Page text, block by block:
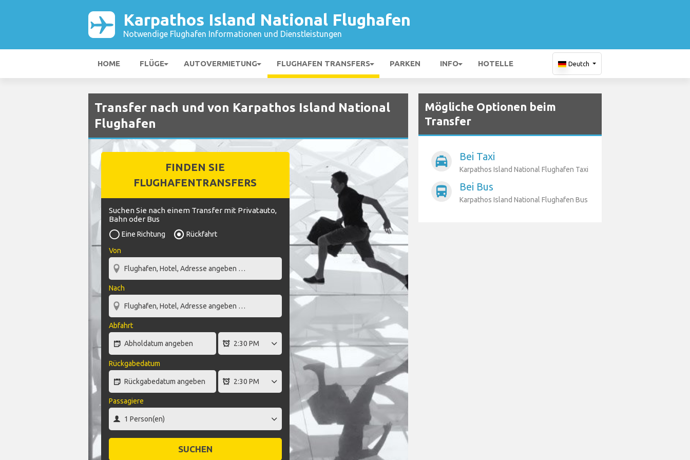
Karpathos Island National Flughafen
Notwendige Flughafen Informationen und Dienstleistungen
HOME FLÜGE AUTOVERMIETUNG FLUGHAFEN TRANSFERS PARKEN INFO HOTELLE Deutch
Transfer nach und von Karpathos Island National
Flughafen
FINDEN SIE
FLUGHAFENTRANSFERS
Suchen Sie nach einem Transfer mit Privatauto,
Bahn oder Bus
Eine Richtung
Rückfahrt
Von
Nach
Abfahrt
Rückgabedatum
Passagiere
SUCHEN
Mögliche Optionen beim
Transfer
local_taxi Bei Taxi
Karpathos Island National Flughafen Taxi
directions_bus Bei Bus
Karpathos Island National Flughafen Bus